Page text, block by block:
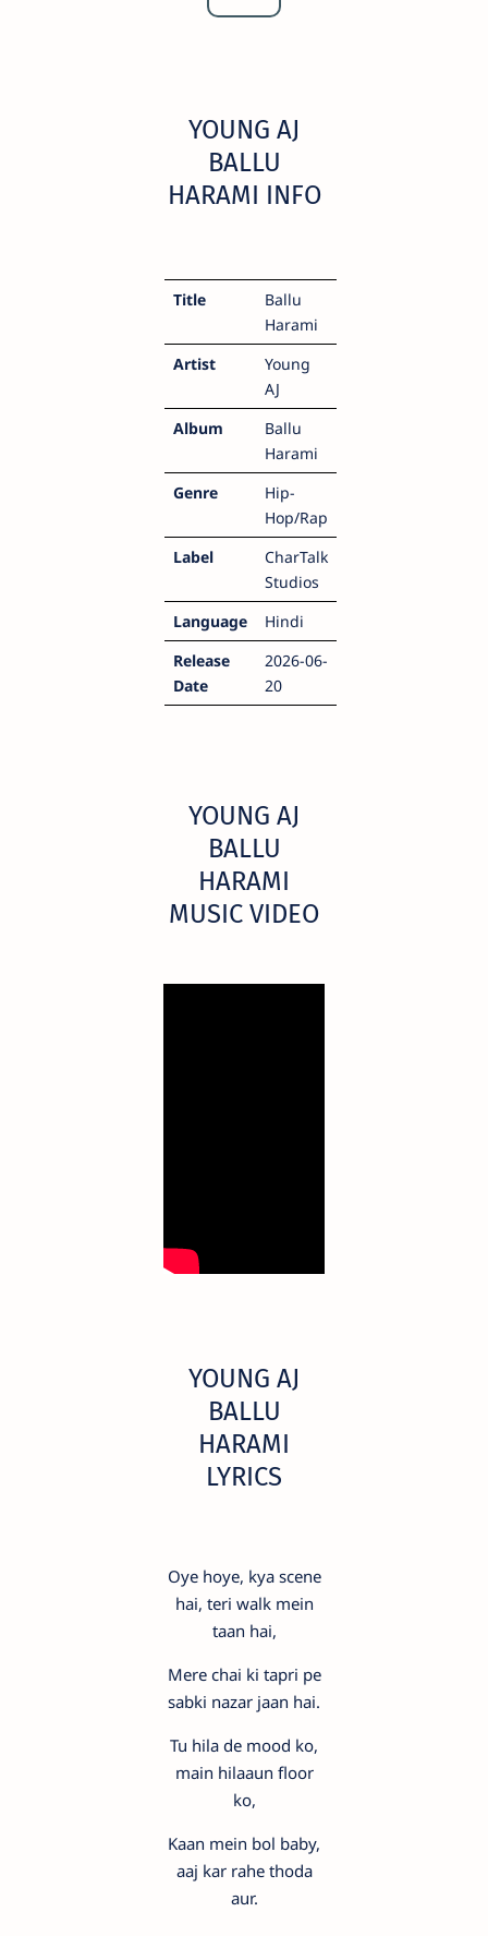
YOUNG AJ
BALLU
HARAMI INFO
Title
Ballu
Harami
Artist
Young
AJ
Album
Ballu
Harami
Genre
Hip-
Hop/Rap
Label
CharTalk
Studios
Language
Hindi
Release
Date
2026-06-
20
YOUNG AJ
BALLU
HARAMI
MUSIC VIDEO
YOUNG AJ
BALLU
HARAMI
LYRICS
Oye hoye, kya scene
hai, teri walk mein
taan hai,
Mere chai ki tapri pe
sabki nazar jaan hai.
Tu hila de mood ko,
main hilaaun floor
ko,
Kaan mein bol baby,
aaj kar rahe thoda
aur.